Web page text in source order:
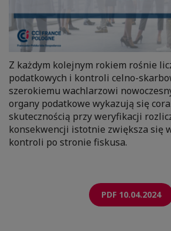
Z każdym kolejnym rokiem rośnie
podatkowych i kontroli celno-
szerokiemu wachlarzowi
organy podatkowe wykazują się
skutecznością przy weryfikacji
konsekwencji istotnie zwiększa się
kontroli po stronie fiskusa.
PDF 10.04.2024